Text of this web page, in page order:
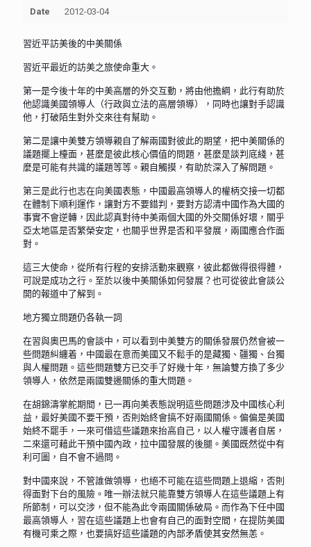
Date 2012-03-04
習近平訪美後的中美關係
習近平最近的訪美之旅使命重大。
第一是今後十年的中美高層的外交互動，將由他擔綱，此行有助於
他認識美國領導人（行政與立法的高層領導），同時也讓對手認識
他，打破陌生對外交來往有幫助。
第二是讓中美雙方領導親自了解兩國對彼此的期望，把中美關係的
議題擺上檯面，甚麼是彼此核心價值的問題，甚麼是談判底綫，甚
麼是可能有共識的議題等等。親自觸摸，有助於深入了解問題。
第三是此行也志在向美國表態，中國最高領導人的權柄交接一切都
在體制下順利運作，讓對方不要錯判，要對方認清中國作為大國的
事實不會逆轉，因此認真對待中美兩個大國的外交關係好壞，關乎
亞太地區是否繁榮安定，也關乎世界是否和平發展，兩國應合作面
對。
這三大使命，從所有行程的安排活動來觀察，彼此都做得很得體，
可說是成功之行。至於以後中美關係如何發展？也可從彼此會談公
開的報道中了解到。
地方獨立問題仍各執一詞
在習與奧巴馬的會談中，可以看到中美雙方的關係發展仍然會被一
些問題糾纏着，中國最在意而美國又不鬆手的是藏獨、疆獨、台獨
與人權問題。這些問題雙方已交手了好幾十年，無論雙方換了多少
領導人，依然是兩國雙邊關係的重大問題。
在胡錦濤掌舵期間，已一再向美表態說明這些問題涉及中國核心利
益，最好美國不要干預，否則始終會搞不好兩國關係。偏偏是美國
始終不罷手，一來可借這些議題來抬高自己，以人權守護者自居，
二來還可藉此干預中國內政，拉中國發展的後腿。美國既然從中有
利可圖，自不會不過問。
對中國來說，不管誰做領導，也絕不可能在這些問題上退縮，否則
得面對下台的風險。唯一辦法就只能靠雙方領導人在這些議題上有
所節制，可以交涉，但不能為此令兩國關係破局。而作為下任中國
最高領導人，習在這些議題上也會有自己的面對空間，在提防美國
有機可乘之際，也要搞好這些議題的內部矛盾使其安然無恙。